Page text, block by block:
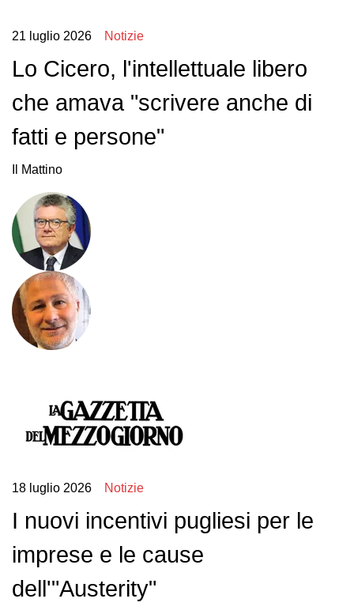
21 luglio 2026 Notizie
Lo Cicero, l'intellettuale libero
che amava "scrivere anche di
fatti e persone"
Il Mattino
18 luglio 2026 Notizie
I nuovi incentivi pugliesi per le
imprese e le cause
dell'"Austerity"